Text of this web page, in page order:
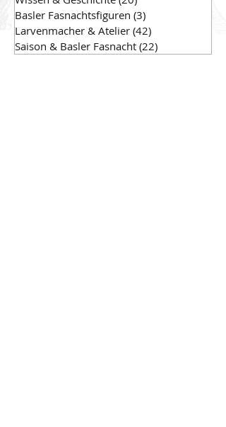
Basler Fasnachtsfiguren (3)
Larvenmacher & Atelier (42)
Saison & Basler Fasnacht (22)